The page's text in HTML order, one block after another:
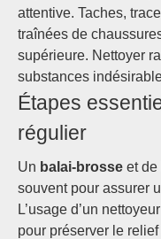
attentive. Taches,
traînées de
supérieure. Nettoyer
substances
Étapes
régulier
Un balai-brosse et de
souvent pour assurer
L’usage d’un
pour préserver le